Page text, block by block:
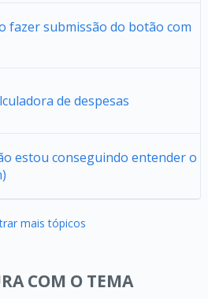
fazer submissão do botão com
de despesas
estou conseguindo entender o
mais tópicos
COM O TEMA